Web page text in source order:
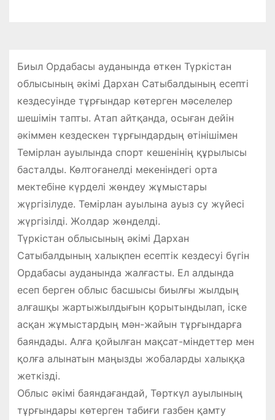
Биыл Ордабасы ауданында өткен Түркістан
облысының әкімі Дархан Сатыбалдының есепті
кездесуінде тұрғындар көтерген мәселелер
шешімін тапты. Атап айтқанда, осыған дейін
әкіммен кездескен тұрғындардың өтінішімен
Темірлан ауылында спорт кешенінің құрылысы
басталды. Көлтоғанелді мекеніндегі орта
мектебіне күрделі жөндеу жұмыстары
жүргізілуде. Темірлан ауылына ауыз су жүйесі
жүргізілді. Жолдар жөнделді.
Түркістан облысының әкімі Дархан
Сатыбалдының халықпен есептік кездесуі бүгін
Ордабасы ауданында жалғасты. Ел алдында
есеп берген облыс басшысы биылғы жылдың
алғашқы жартыжылдығын қорытындылап, іске
асқан жұмыстардың мән-жайын тұрғындарға
баяндады. Алға қойылған мақсат-міндеттер мен
қолға алынатын маңызды жобаларды халыққа
жеткізді.
Облыс әкімі баяндағандай, Төрткүл ауылының
тұрғындары көтерген табиғи газбен қамту